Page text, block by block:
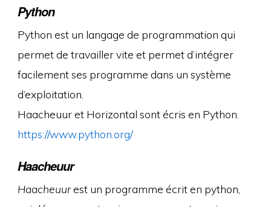
Python
Python est un langage de programmation qui
permet de travailler vite et permet d’intégrer
facilement ses programme dans un système
d’exploitation.
Haacheuur et Horizontal sont écris en Python.
https://www.python.org/
Haacheuur
Haacheuurest un programme écrit en python,